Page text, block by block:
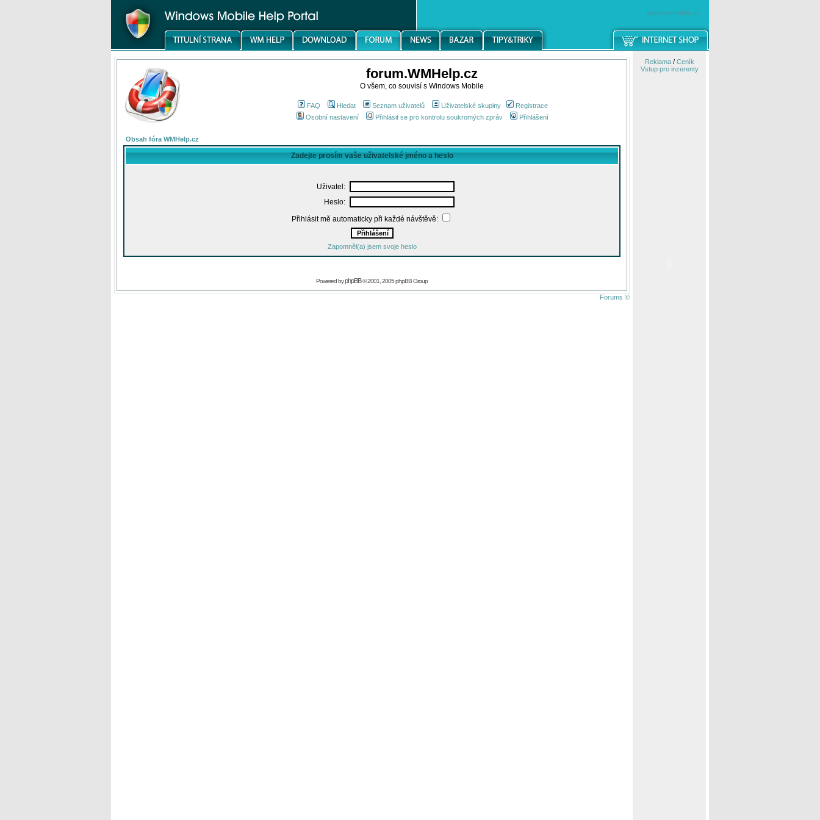
windowsmobile.cz
forum.WMHelp.cz
O všem, co souvisí s Windows Mobile
FAQ Hledat Seznam uživatelů Uživatelské skupiny
Registrace
Osobní nastavení
Přihlásit se pro kontrolu soukromých zpráv Přihlášení
Obsah fóra WMHelp.cz
Zadejte prosím vaše uživatelské jméno a heslo
Uživatel:
Heslo:
Přihlásit mě automaticky při každé návštěvě:
Zapomněl(a) jsem svoje heslo
Powered byphpBB© 2001, 2005 phpBB Group
Forums ©
Reklama/ Ceník
Vstup pro inzerenty